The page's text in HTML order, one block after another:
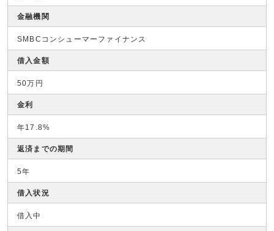
金融機関
SMBCコンシューマーファイナンス
借入金額
50万円
金利
年17.8%
返済までの期間
5年
借入状況
借入中